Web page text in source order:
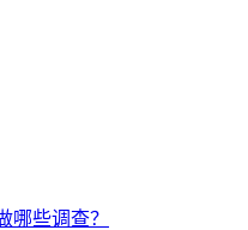
哪些调查？